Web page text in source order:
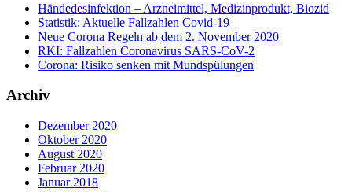
Händedesinfektion – Arzneimittel, Medizinprodukt, Biozid
Statistik: Aktuelle Fallzahlen Covid-19
Neue Corona Regeln ab dem 2. November 2020
RKI: Fallzahlen Coronavirus SARS-CoV-2
Corona: Risiko senken mit Mundspülungen
Archiv
Dezember 2020
Oktober 2020
August 2020
Februar 2020
Januar 2018